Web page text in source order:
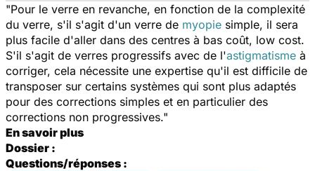
"Pour le verre en revanche, en fonction de la complexité
du verre, s'il s'agit d'un verre de myopie simple, il sera
plus facile d'aller dans des centres à bas coût, low cost.
S'il s'agit de verres progressifs avec de l'astigmatisme à
corriger, cela nécessite une expertise qu'il est difficile de
transposer sur certains systèmes qui sont plus adaptés
pour des corrections simples et en particulier des
corrections non progressives."
En savoir plus
Dossier :
Questions/réponses :